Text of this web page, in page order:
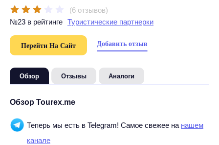
(6 отзывов)
№23 в рейтинге Туристические партнерки
Перейти На Сайт Добавить отзыв
Обзор Отзывы Аналоги
Обзор Tourex.me
Теперь мы есть в Telegram! Самое свежее на нашем
канале